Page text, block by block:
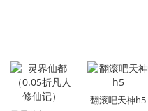
翻滚吧天神h5